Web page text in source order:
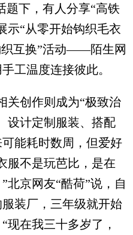
题下，有人分享“高铁
示“从零开始钩织毛衣
织互换”活动——陌生网
工温度连接彼此。
创作则成为“极致治
设计定制服装、搭配
能耗时数周，但爱好
服不是玩芭比，是在
北京网友“酷荷”说，自
装厂，三年级就开始
现在我三十多岁了，